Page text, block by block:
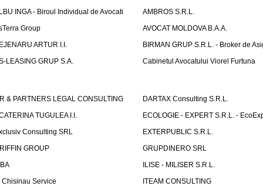
INGA - Biroul Individual de Avocati
AMBROS S.R.L.
Group
AVOCAT MOLDOVA B.A.A.
ARTUR I.I.
BIRMAN GRUP S.R.L. - Broker de
LEASING GRUP S.A.
Cabinetul Avocatului Viorel Furtuna
& PARTNERS LEGAL CONSULTING
DARTAX Consulting S.R.L.
TUGULEA I.I.
ECOLOGIE - EXPERT S.R.L. -
Consulting SRL
EXTERPUBLIC S.R.L.
GROUP
GRUPDINERO SRL
ILISE - MILISER S.R.L.
Chisinau Service
ITEAM CONSULTING